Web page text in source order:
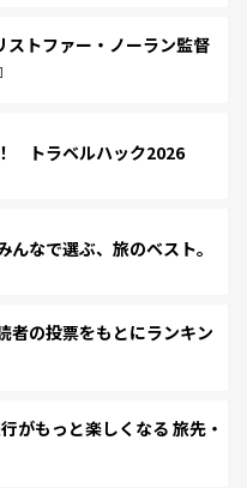
トファー・ノーラン監督
トラベルハック2026
なで選ぶ、旅のベスト。
の投票をもとにランキン
もっと楽しくなる 旅先・